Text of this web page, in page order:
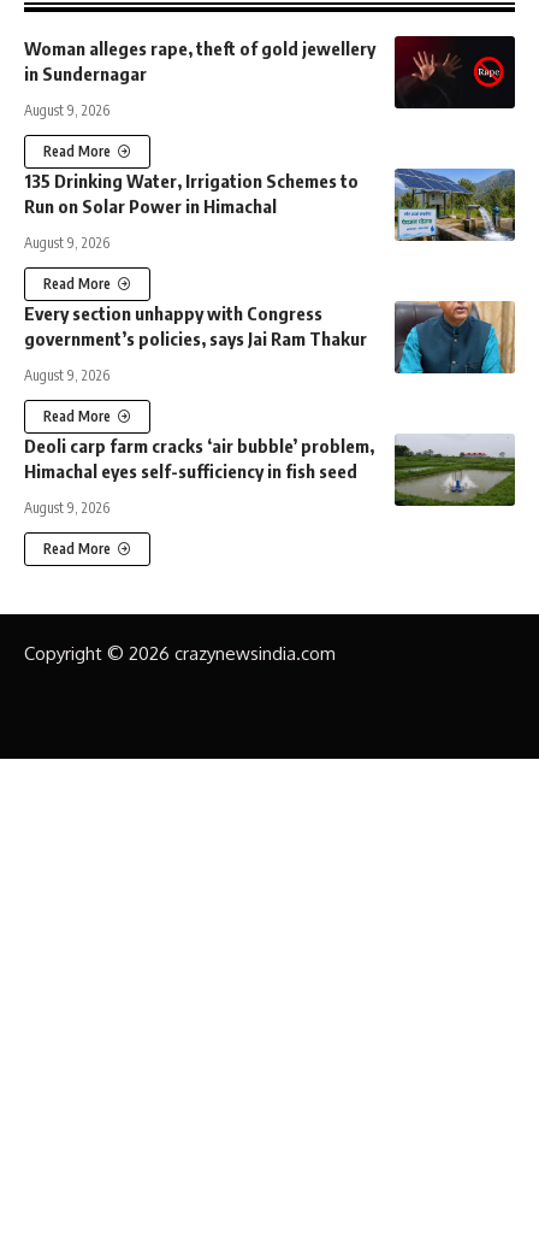
Woman alleges rape, theft of gold jewellery
in Sundernagar
August 9, 2026
Read More
135 Drinking Water, Irrigation Schemes to
Run on Solar Power in Himachal
August 9, 2026
Read More
Every section unhappy with Congress
government’s policies, says Jai Ram Thakur
August 9, 2026
Read More
Deoli carp farm cracks ‘air bubble’ problem,
Himachal eyes self-sufficiency in fish seed
August 9, 2026
Read More
Copyright © 2026 crazynewsindia.com